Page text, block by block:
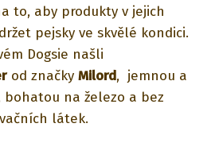
to, aby produkty v jejich
pejsky ve skvělé kondici.
Dogsie našli
od značky Milord, jemnou a
na železo a bez
látek.